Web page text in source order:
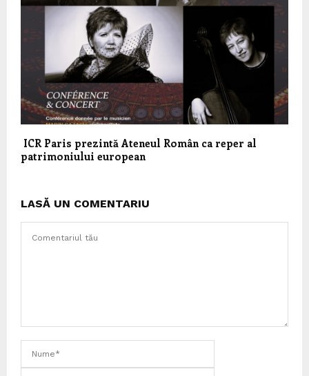
ICR Paris prezintă Ateneul Român ca reper al
patrimoniului european
LASĂ UN COMENTARIU